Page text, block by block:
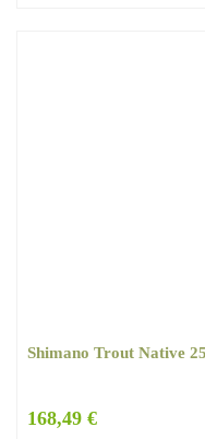
Shimano Trout Native
168,49 €